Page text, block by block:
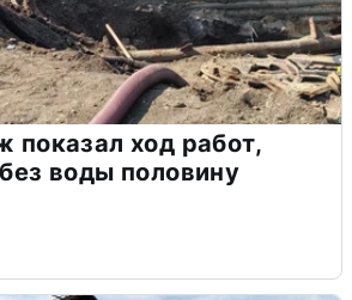
показал ход работ,
воды половину